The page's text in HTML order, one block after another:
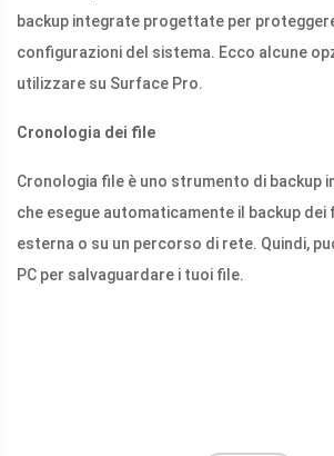
backup integrate progettate per
configurazioni del sistema. Ecco alcune
utilizzare su Surface Pro.
Cronologia dei file
Cronologia file è uno strumento di backup
che esegue automaticamente il backup dei
esterna o su un percorso di rete. Quindi,
PC per salvaguardare i tuoi file.